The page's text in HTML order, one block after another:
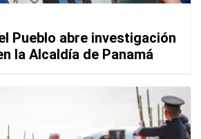
Pueblo abre investigación
la Alcaldía de Panamá